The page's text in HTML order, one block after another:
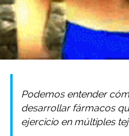
Podemos entender
desarrollar fármacos
ejercicio en múltiples